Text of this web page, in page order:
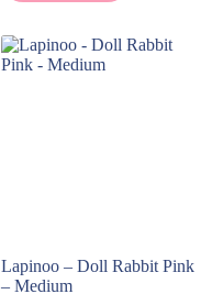
Lapinoo – Doll Rabbit Pink
– Medium